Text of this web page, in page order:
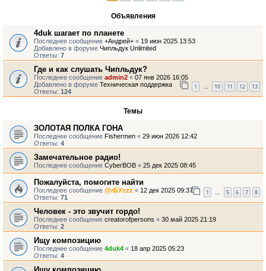
Объявления
4duk шагает по планете
Последнее сообщение +Андрей+ « 19 июн 2025 13:53
Добавлено в форуме Чипльдук Unlimited
Ответы: 7
Где и как слушать Чипльдук?
Последнее сообщение admin2 « 07 янв 2026 16:05
Добавлено в форуме Техническая поддержка
Ответы: 124
1 … 10 11 12 13
Темы
ЗОЛОТАЯ ПОЛКА ГОНА
Последнее сообщение Fishermen « 29 июн 2026 12:42
Ответы: 4
Замечательное радио!
Последнее сообщение CyberBOB « 25 дек 2025 08:45
Пожалуйста, помогите найти
Последнее сообщение @rБУzzz « 12 дек 2025 09:37
Ответы: 71
1 … 5 6 7 8
Человек - это звучит гордо!
Последнее сообщение creatorofpersons « 30 май 2025 21:19
Ответы: 2
Ищу композицию
Последнее сообщение 4duk4 « 18 апр 2025 05:23
Ответы: 4